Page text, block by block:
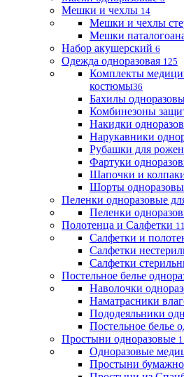
Мешки и чехлы 14
Мешки и чехлы
Мешки
Набор акушерский 6
Одежда одноразовая 125
Комплекты
костюмы36
Бахилы
Комбинезоны
Накидки
Нарукавники
Рубашки для
Фартуки
Шапочки и
Шорты
Пеленки одноразовые
Пеленки
Полотенца и Салфетки 11
Салфетки и
Салфетки
Салфетки
Постельное белье
Наволочки
Наматрасники
Пододеяльники
Постельное белье
Простыни одноразовые
Одноразовые
Простыни